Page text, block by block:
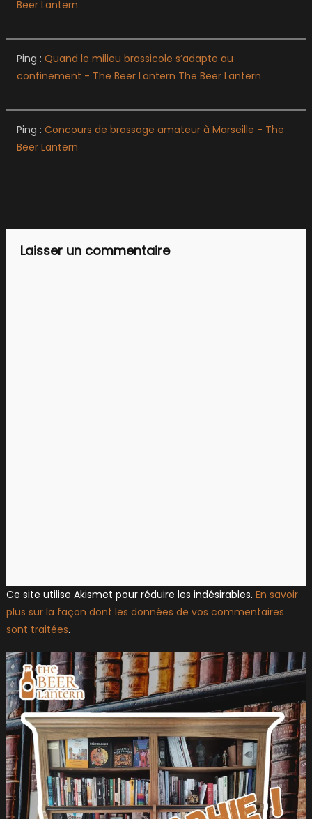
Beer Lantern
Ping : Quand le milieu brassicole s’adapte au
confinement - The Beer Lantern The Beer Lantern
Ping : Concours de brassage amateur à Marseille - The
Beer Lantern
Laisser un commentaire
Ce site utilise Akismet pour réduire les indésirables. En savoir
plus sur la façon dont les données de vos commentaires
sont traitées.